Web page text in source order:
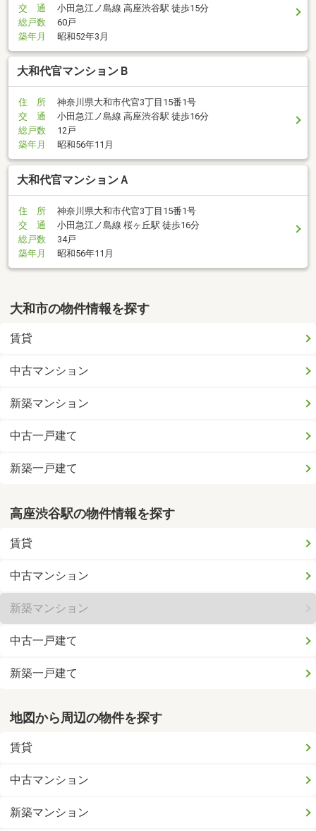
交 通
小田急江ノ島線 高座渋谷駅 徒歩15分
総戸数
60戸
築年月
昭和52年3月
大和代官マンションＢ
住 所
神奈川県大和市代官3丁目15番1号
交 通
小田急江ノ島線 高座渋谷駅 徒歩16分
総戸数
12戸
築年月
昭和56年11月
大和代官マンションＡ
住 所
神奈川県大和市代官3丁目15番1号
交 通
小田急江ノ島線 桜ヶ丘駅 徒歩16分
総戸数
34戸
築年月
昭和56年11月
大和市の物件情報を探す
賃貸
中古マンション
新築マンション
中古一戸建て
新築一戸建て
高座渋谷駅の物件情報を探す
賃貸
中古マンション
新築マンション
中古一戸建て
新築一戸建て
地図から周辺の物件を探す
賃貸
中古マンション
新築マンション